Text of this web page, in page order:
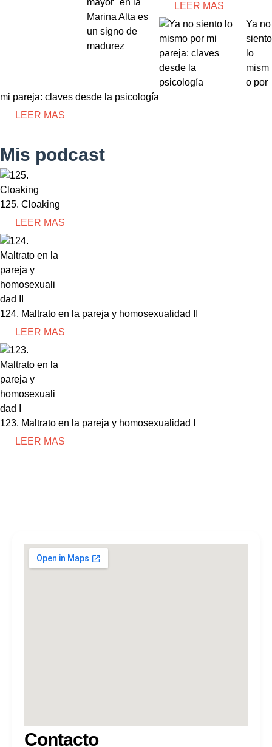
LEER MAS
Ya no
siento
lo
mism
o por
mi pareja: claves desde la psicología
LEER MAS
Mis podcast
125. Cloaking
LEER MAS
124. Maltrato en la pareja y homosexualidad II
LEER MAS
123. Maltrato en la pareja y homosexualidad I
LEER MAS
Contacto